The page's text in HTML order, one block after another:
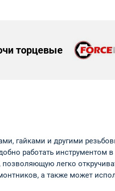
торцевые
гайками и другими
работать инструментом
легко
а также может